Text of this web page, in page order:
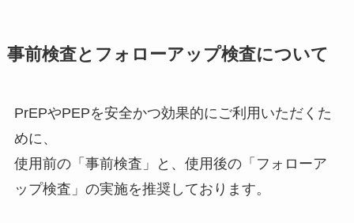
事前検査とフォローアップ検査について
PrEPやPEPを安全かつ効果的にご利用いただくた
めに、
使用前の「事前検査」と、使用後の「フォローア
ップ検査」の実施を推奨しております。